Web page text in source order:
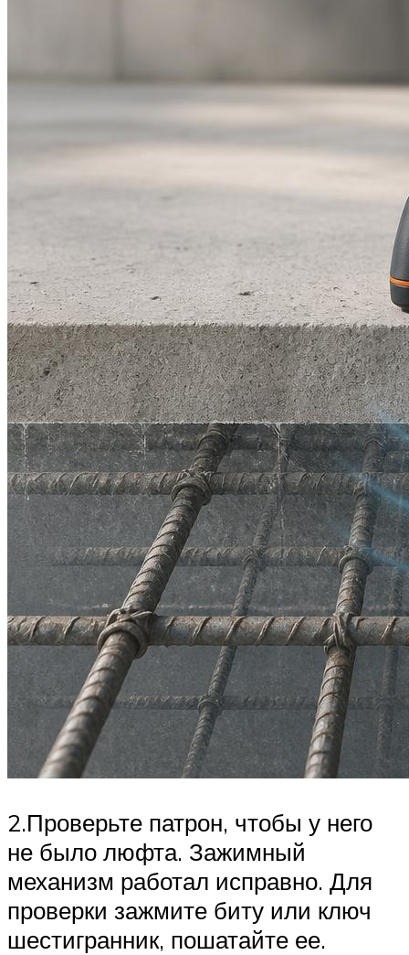
2.Проверьте патрон, чтобы у него
не было люфта. Зажимный
механизм работал исправно. Для
проверки зажмите биту или ключ
шестигранник, пошатайте ее.